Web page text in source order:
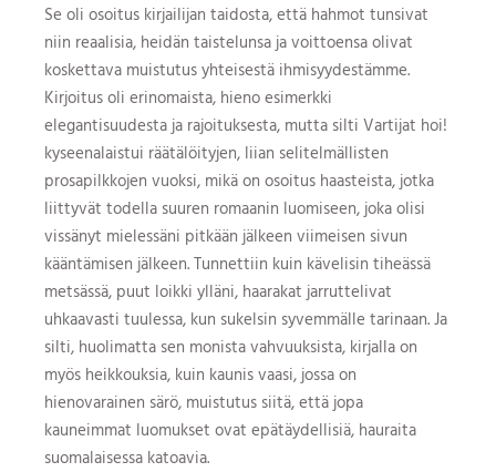
Se oli osoitus kirjailijan taidosta, että hahmot tunsivat
niin reaalisia, heidän taistelunsa ja voittoensa olivat
koskettava muistutus yhteisestä ihmisyydestämme.
Kirjoitus oli erinomaista, hieno esimerkki
elegantisuudesta ja rajoituksesta, mutta silti Vartijat hoi!
kyseenalaistui räätälöityjen, liian selitelmällisten
prosapilkkojen vuoksi, mikä on osoitus haasteista, jotka
liittyvät todella suuren romaanin luomiseen, joka olisi
vissänyt mielessäni pitkään jälkeen viimeisen sivun
kääntämisen jälkeen. Tunnettiin kuin kävelisin tiheässä
metsässä, puut loikki ylläni, haarakat jarruttelivat
uhkaavasti tuulessa, kun sukelsin syvemmälle tarinaan. Ja
silti, huolimatta sen monista vahvuuksista, kirjalla on
myös heikkouksia, kuin kaunis vaasi, jossa on
hienovarainen särö, muistutus siitä, että jopa
kauneimmat luomukset ovat epätäydellisiä, hauraita
suomalaisessa katoavia.